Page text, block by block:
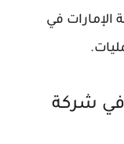
الإمارات في
في شركة